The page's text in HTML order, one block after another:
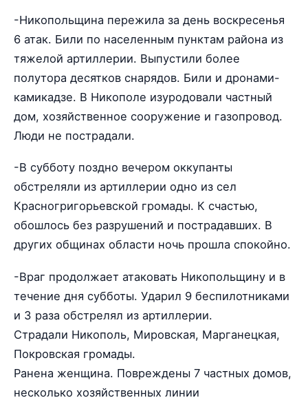
-Никопольщина пережила за день воскресенья
6 атак. Били по населенным пунктам района из
тяжелой артиллерии. Выпустили более
полутора десятков снарядов. Били и дронами-
камикадзе. В Никополе изуродовали частный
дом, хозяйственное сооружение и газопровод.
Люди не пострадали.
-В субботу поздно вечером оккупанты
обстреляли из артиллерии одно из сел
Красногригорьевской громады. К счастью,
обошлось без разрушений и пострадавших. В
других общинах области ночь прошла спокойно.
-Враг продолжает атаковать Никопольщину и в
течение дня субботы. Ударил 9 беспилотниками
и 3 раза обстрелял из артиллерии.
Страдали Никополь, Мировская, Марганецкая,
Покровская громады.
Ранена женщина. Повреждены 7 частных домов,
несколько хозяйственных линии